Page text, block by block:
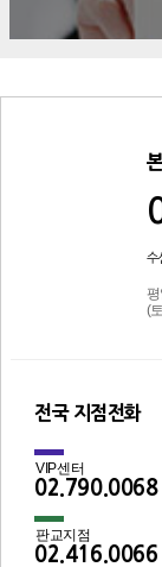
수
평
(
전국 지점전화
VIP센터
02.790.0068
판교지점
02.416.0066